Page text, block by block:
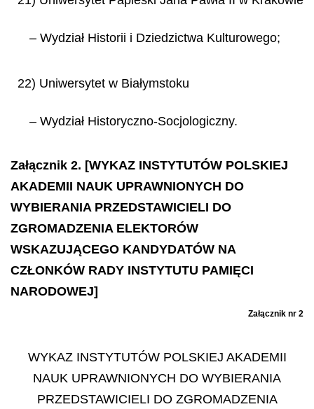
– Wydział Historii i Dziedzictwa Kulturowego;
22) Uniwersytet w Białymstoku
– Wydział Historyczno-Socjologiczny.
Załącznik 2. [WYKAZ INSTYTUTÓW POLSKIEJ
AKADEMII NAUK UPRAWNIONYCH DO
WYBIERANIA PRZEDSTAWICIELI DO
ZGROMADZENIA ELEKTORÓW
WSKAZUJĄCEGO KANDYDATÓW NA
CZŁONKÓW RADY INSTYTUTU PAMIĘCI
NARODOWEJ]
Załącznik nr 2
WYKAZ INSTYTUTÓW POLSKIEJ AKADEMII
NAUK UPRAWNIONYCH DO WYBIERANIA
PRZEDSTAWICIELI DO ZGROMADZENIA